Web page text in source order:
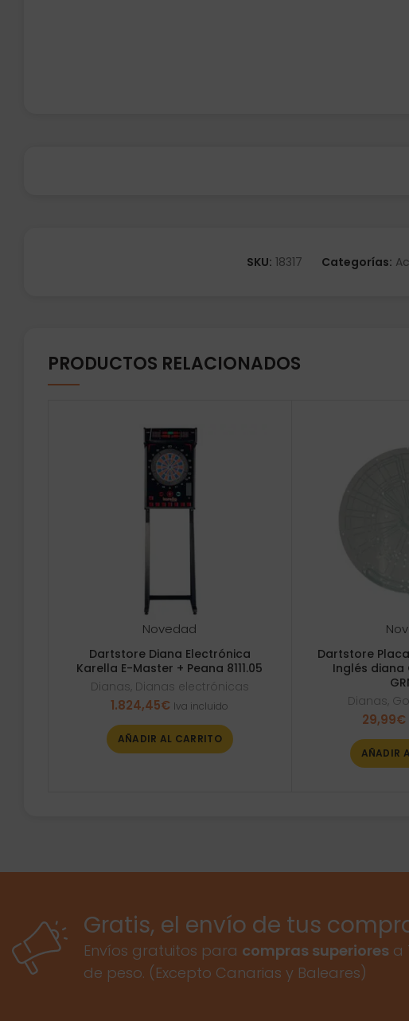
SKU: 18317 Categorías:
PRODUCTOS RELACIONADOS
Novedad
Dartstore Diana Electrónica
Karella E-Master + Peana 8111.05
Dianas, Dianas electrónicas
1.824,45€ Iva incluido
AÑADIR AL CARRITO
Dartstore
Inglés diana
Dianas,
29,99€
AÑADIR
Gratis, el envío de tus
Envíos gratuitos para compras superiores a
de peso. (Excepto Canarias y Baleares)